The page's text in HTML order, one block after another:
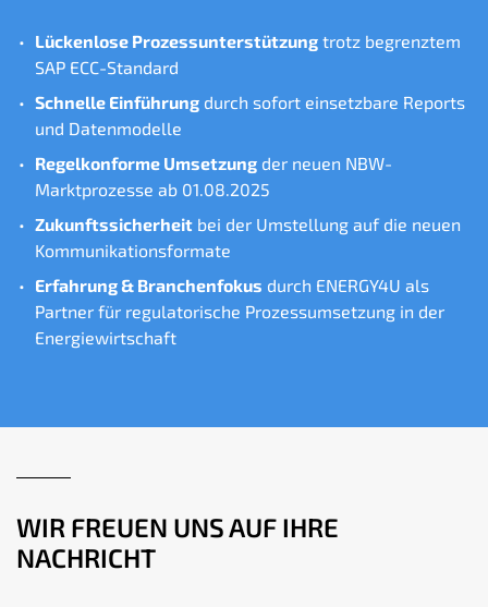
Lückenlose Prozessunterstützung trotz begrenztem
SAP ECC-Standard
Schnelle Einführung durch sofort einsetzbare Reports
und Datenmodelle
Regelkonforme Umsetzung der neuen NBW-
Marktprozesse ab 01.08.2025
Zukunftssicherheit bei der Umstellung auf die neuen
Kommunikationsformate
Erfahrung & Branchenfokus durch ENERGY4U als
Partner für regulatorische Prozessumsetzung in der
Energiewirtschaft
WIR FREUEN UNS AUF IHRE
NACHRICHT